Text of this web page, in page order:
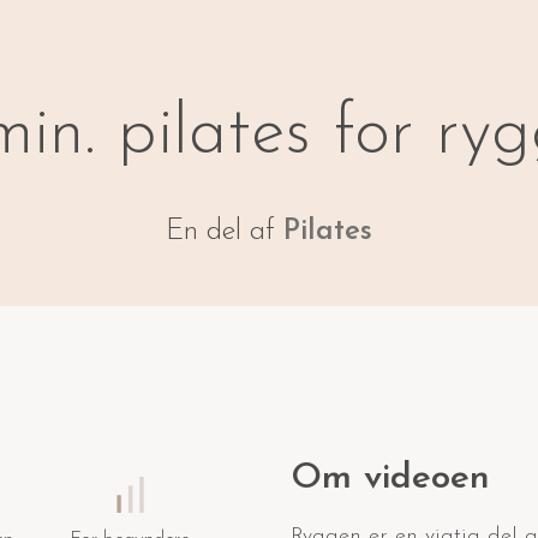
pilates for
En del af Pilates
Om videoen